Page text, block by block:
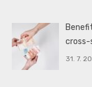
cross-
31. 7.